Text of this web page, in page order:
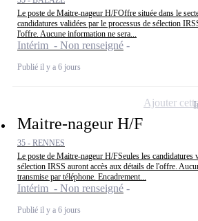
Le poste de Maitre-nageur H/FOffre située dans le
candidatures validées par le processus de sélection
l'offre. Aucune information ne sera...
Intérim - Non renseigné
Publié il y a 6 jours
Maitre-nageur H/F
35 - RENNES
Le poste de Maitre-nageur H/FSeules les candidatures
sélection IRSS auront accès aux détails de l'offre.
transmise par téléphone. Encadrement...
Intérim - Non renseigné
Publié il y a 6 jours
Ajouter